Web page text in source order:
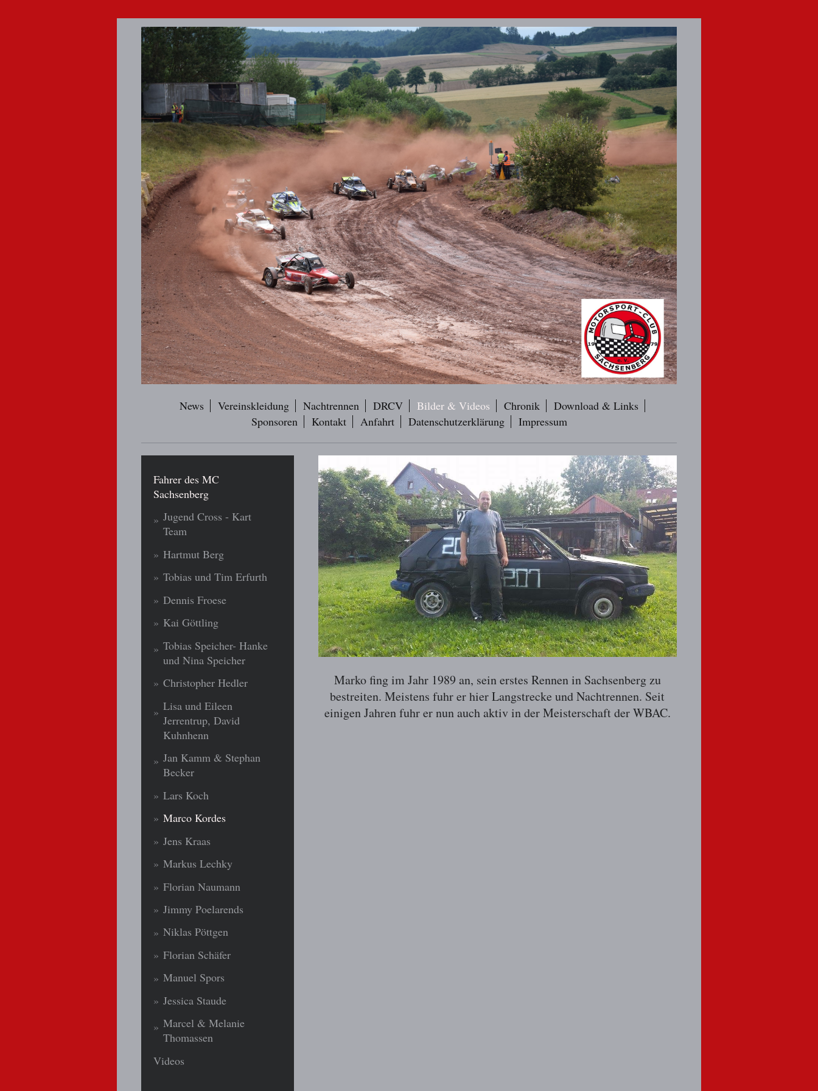
News Vereinskleidung Nachtrennen DRCV Bilder & Videos Chronik
Download & Links
Sponsoren
Kontakt Anfahrt Datenschutzerklärung Impressum
Marko fing im Jahr 1989 an, sein erstes Rennen in Sachsenberg zu
bestreiten. Meistens fuhr er hier Langstrecke und Nachtrennen. Seit
einigen Jahren fuhr er nun auch aktiv in der Meisterschaft der WBAC.
Fahrer des MC
Sachsenberg
Jugend Cross - Kart
Team
Hartmut Berg
Tobias und Tim Erfurth
Dennis Froese
Kai Göttling
Tobias Speicher- Hanke
und Nina Speicher
Christopher Hedler
Lisa und Eileen
Jerrentrup, David
Kuhnhenn
Jan Kamm & Stephan
Becker
Lars Koch
Marco Kordes
Jens Kraas
Markus Lechky
Florian Naumann
Jimmy Poelarends
Niklas Pöttgen
Florian Schäfer
Manuel Spors
Jessica Staude
Marcel & Melanie
Thomassen
Videos